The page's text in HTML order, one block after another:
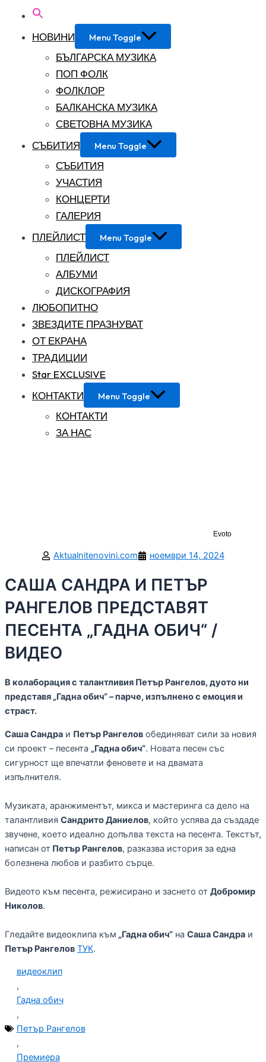
НОВИНИ Menu Toggle
БЪЛГАРСКА МУЗИКА
ПОП ФОЛК
ФОЛКЛОР
БАЛКАНСКА МУЗИКА
СВЕТОВНА МУЗИКА
СЪБИТИЯ
Menu Toggle
СЪБИТИЯ
УЧАСТИЯ
КОНЦЕРТИ
ГАЛЕРИЯ
ПЛЕЙЛИСТ
Menu Toggle
ПЛЕЙЛИСТ
АЛБУМИ
ДИСКОГРАФИЯ
ЛЮБОПИТНО
ЗВЕЗДИТЕ ПРАЗНУВАТ
ОТ ЕКРАНА
ТРАДИЦИИ
Star EXCLUSIVE
КОНТАКТИ
Menu Toggle
КОНТАКТИ
ЗА НАС
Evoto
Aktualnitenovini.com ноември 14, 2024
САША САНДРА И ПЕТЪР
РАНГЕЛОВ ПРЕДСТАВЯТ
ПЕСЕНТА „ГАДНА ОБИЧ“ /
ВИДЕО
В колаборация с талантливия Петър Рангелов, дуото ни
представя „Гадна обич“ – парче, изпълнено с емоция и
страст.
Саша Сандра и Петър Рангелов обединяват сили за новия
си проект – песента „Гадна обич“. Новата песен със
сигурност ще впечатли феновете и на двамата
изпълнителя.
Музиката, аранжиментът, микса и мастеринга са дело на
талантливия Сандрито Даниелов, който успява да създаде
звучене, което идеално допълва текста на песента. Текстът,
написан от Петър Рангелов, разказва история за една
болезнена любов и разбито сърце.
Видеото към песента, режисирано и заснето от Добромир
Николов.
Гледайте видеоклипа към „Гадна обич“ на Саша Сандра и
Петър Рангелов ТУК.
видеоклип
,
Гадна обич
,
Петър Рангелов
,
Премиера